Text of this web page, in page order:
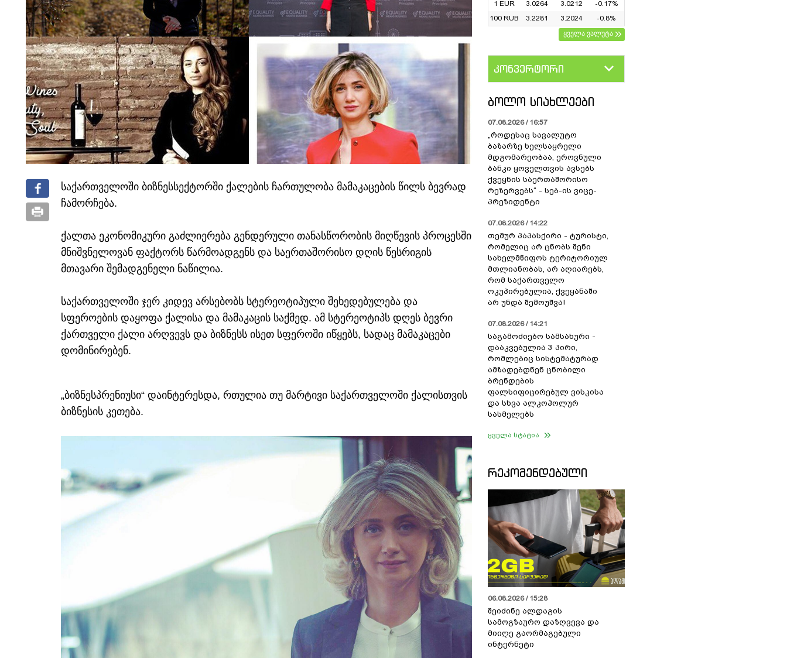
საქართველოში ბიზნესსექტორში ქალების ჩართულობა მამაკაცების წილს ბევრად
ჩამორჩება.
ქალთა ეკონომიკური გაძლიერება გენდერული თანასწორობის მიღწევის პროცესში
მნიშვნელოვან ფაქტორს წარმოადგენს და საერთაშორისო დღის წესრიგის
მთავარი შემადგენელი ნაწილია.
საქართველოში ჯერ კიდევ არსებობს სტერეოტიპული შეხედებულება და
სფეროების დაყოფა ქალისა და მამაკაცის საქმედ. ამ სტერეოტიპს დღეს ბევრი
ქართველი ქალი არღვევს და ბიზნესს ისეთ სფეროში იწყებს, სადაც მამაკაცები
დომინირებენ.
„ბიზნესპრენიუსი“ დაინტერესდა, რთულია თუ მარტივი საქართველოში ქალისთვის
ბიზნესის კეთება.
1 EUR
3.0264 3.0212
-0.17%
100 RUB
3.2281 3.2024
-0.8%
ყველა ვალუტა
კონვერტორი
ᲑᲝᲚᲝ ᲡᲘᲐᲮᲚᲔᲔᲑᲘ
07.08.2026 / 16:57
„როდესაც სავალუტო
ბაზარზე ხელსაყრელი
მდგომარეობაა, ეროვნული
ბანკი ყოველთვის ავსებს
ქვეყნის საერთაშორისო
რეზერვებს“ - სებ-ის ვიცე-
პრეზიდენტი
07.08.2026 / 14:22
თემურ პაპასქირი - ტურისტი,
რომელიც არ ცნობს შენი
სახელმწიფოს ტერიტორიულ
მთლიანობას, არ აღიარებს,
რომ საქართველო
ოკუპირებულია, ქვეყანაში
არ უნდა შემოუშვა!
07.08.2026 / 14:21
საგამოძიებო სამსახური -
დააკვებულია 3 პირი,
რომლებიც სისტემატურად
ამზადებდნენ ცნობილი
ბრენდების
ფალსიფიცირებულ ვისკისა
და სხვა ალკოჰოლურ
სასმელებს
ყველა სტატია
ᲠᲔᲙᲝᲛᲔᲜᲓᲔᲑᲣᲚᲘ
06.08.2026 / 15:28
შეიძინე ალდაგის
სამოგზაურო დაზღვევა და
მიიღე გაორმაგებული
ინტერნეტი